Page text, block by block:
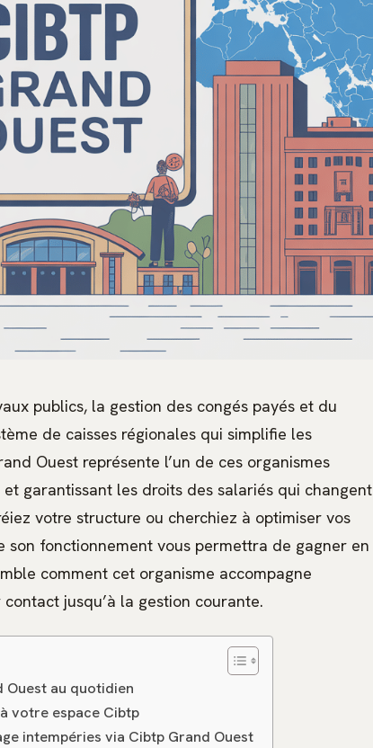
publics, la gestion des congés payés et du
de caisses régionales qui simplifie les
Ouest représente l’un de ces organismes
garantissant les droits des salariés qui changent
votre structure ou cherchiez à optimiser vos
son fonctionnement vous permettra de gagner en
comment cet organisme accompagne
jusqu’à la gestion courante.
Ouest au quotidien
votre espace Cibtp
intempéries via Cibtp Grand Ouest